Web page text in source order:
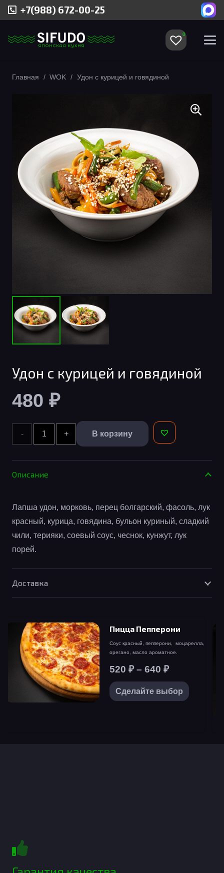
+7(988) 672-00-25
0
Главная / WOK / Удон с курицей и говядиной
Удон с курицей и говядиной
480 ₽
Количество
Удон
курицей
и
говядиной
В корзину
Описание
Лапша удон, морковь, перец болгарский, фасоль, лук
красный, курица, говядина, бульон куриный, сладкий
чили, терияки, соевый соус, чеснок, кунжут, лук
порей.
Доставка
Пицца Пепперони
Соус красный, пепперони, моцарелла,
орегано, масло ароматное.
520 ₽ – 640 ₽Диапазон
цен:
520 ₽
Сделайте выбор
Этот